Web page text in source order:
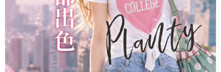
「AFTEE先享後付」，若未經同意申辦者引起之損失，本公司不負相關責
任。
４．使用「AFTEE先享後付」時，將依據個別帳號之用戶狀況，依本公司即
時審查核予不同之上限額度；若仍有額度不足之情形，本公司將視審查結果
請求用戶進行身份認證。
５．嚴禁一人註冊多個帳號或使用他人資訊註冊。若發現惡意使用之情形，
恩沛科技股份有限公司將有權停止該用戶之使用額度並採取法律行動。
宅配
每筆NT$80，滿NT$699(含以上)免運費
免運
每筆NT$80，滿NT$699(含以上)免運費
EMS海外配送 查看運費